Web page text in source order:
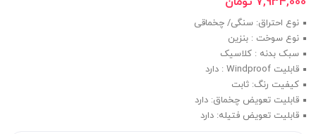
نوع احتراق: سنگی/ چخماقی
نوع سوخت : بنزین
سبک بدنه : کلاسیک
قابلیت Windproof : دارد
کیفیت رنگ: ثابت
قابلیت تعویض چخماق: دارد
قابلیت تعویض فتیله: دارد